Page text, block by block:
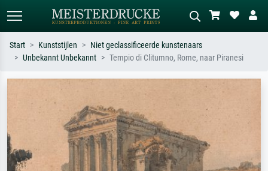
Zoek op kunstenaar, titel of stijl – bijv.
Monet, Sterrennacht, impressionisme,
Hokusai-golf, naakt.
Beschrijf de scène – bijv. groene
olieverfschilderij, staand naakt naast
Start Kunststijlen
Niet geclassificeerde kunstenaars
Unbekannt Unbekannt
Tempio di Clitumno, Rome, naar Piranesi